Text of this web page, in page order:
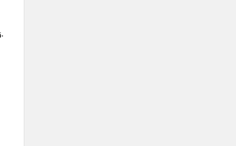
وَلا تُؤْتُوا السُّفَهَاءَ أَمْوَالَكُمُ الَّتِي جَعَلَ اللَّهُ لَكُمْ قِيَاماً.